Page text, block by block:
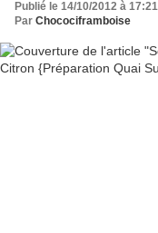
Publié le 14/10/2012 à 17:21
Par Chocociframboise